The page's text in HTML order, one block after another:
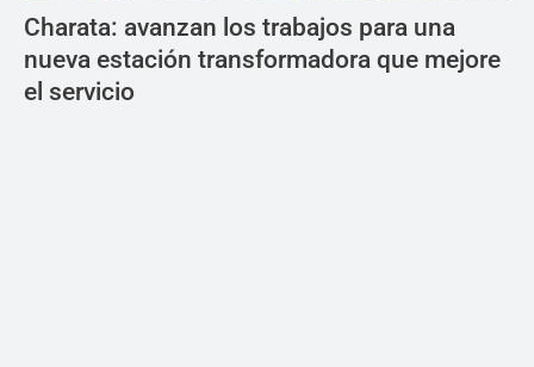
Charata: avanzan los trabajos para una
nueva estación transformadora que mejore
el servicio